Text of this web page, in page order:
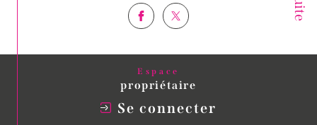
Espace
propriétaire
Se connecter